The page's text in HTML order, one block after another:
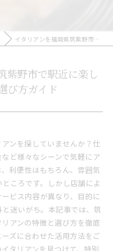
イタリアンを福岡県筑紫野市で駅近に楽しむ女子会やランチの選び方ガイド
紫野市で駅近に楽し
び方ガイド
ンを探していませんか？仕
ど様々なシーンで気軽にア
利便性はもちろん、雰囲気
ころです。しかし店舗によ
ビス内容が異なり、目的に
迷いがち。本記事では、筑
アンの特徴と選び方を徹底
ズに合わせた活用方法をご
タリアンを見つけて、特別